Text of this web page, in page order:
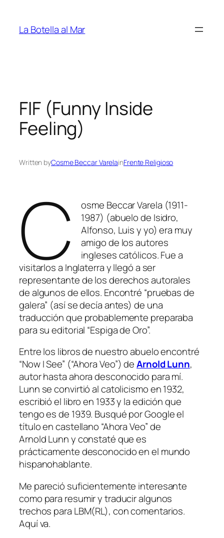
contenido
La Botella al Mar
FIF (Funny Inside
Feeling)
Written byCosme Beccar VarelainFrente Religioso
C
osme Beccar Varela (1911-
1987) (abuelo de Isidro,
Alfonso, Luis y yo) era muy
amigo de los autores
ingleses católicos. Fue a
visitarlos a Inglaterra y llegó a ser
representante de los derechos autorales
de algunos de ellos. Encontré “pruebas de
galera” (así se decía antes) de una
traducción que probablemente preparaba
para su editorial “Espiga de Oro”.
Entre los libros de nuestro abuelo encontré
“Now I See” (“Ahora Veo”) deArnold Lunn,
autor hasta ahora desconocido para mí.
Lunn se convirtió al catolicismo en 1932,
escribió el libro en 1933 y la edición que
tengo es de 1939. Busqué por Google el
título en castellano “Ahora Veo” de
Arnold Lunn y constaté que es
prácticamente desconocido en el mundo
hispanohablante.
Me pareció suficientemente interesante
como para resumir y traducir algunos
trechos para LBM(RL), con comentarios.
Aquí va.